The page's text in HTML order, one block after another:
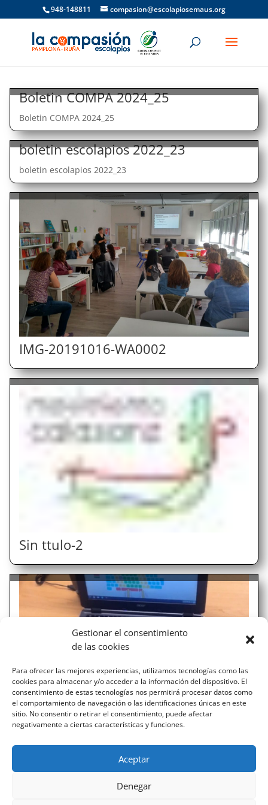
Gestionar el consentimiento
de las cookies
Para ofrecer las mejores experiencias, utilizamos tecnologías como las
cookies para almacenar y/o acceder a la información del dispositivo. El
consentimiento de estas tecnologías nos permitirá procesar datos como
el comportamiento de navegación o las identificaciones únicas en este
sitio. No consentir o retirar el consentimiento, puede afectar
negativamente a ciertas características y funciones.
Aceptar
Denegar
948-148811 compasion@escolapiosemaus.org
Boletin COMPA 2024_25
Boletin COMPA 2024_25
boletin escolapios 2022_23
boletin escolapios 2022_23
IMG-20191016-WA0002
Sin ttulo-2
Teclado01-min
« ENTRADAS MÁS ANTIGUAS